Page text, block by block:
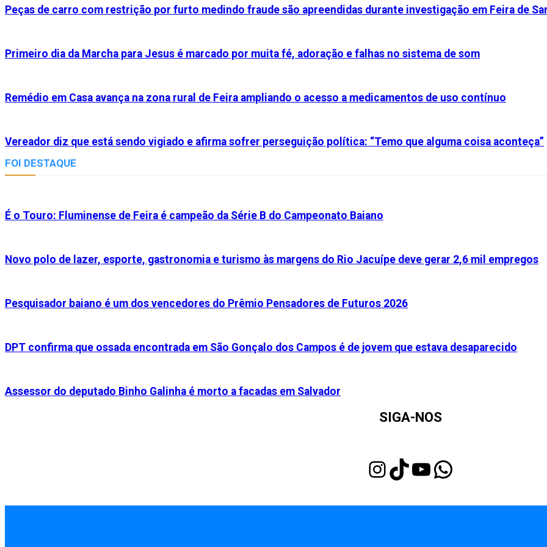
Peças de carro com restrição por furto medindo fraude são apreendidas durante investigação em Feira de
Primeiro dia da Marcha para Jesus é marcado por muita fé, adoração e falhas no sistema de som
Remédio em Casa avança na zona rural de Feira ampliando o acesso a medicamentos de uso contínuo
Vereador diz que está sendo vigiado e afirma sofrer perseguição política: “Temo que alguma coisa aconteça”
FOI DESTAQUE
É o Touro: Fluminense de Feira é campeão da Série B do Campeonato Baiano
Novo polo de lazer, esporte, gastronomia e turismo às margens do Rio Jacuípe deve gerar 2,6 mil empregos
Pesquisador baiano é um dos vencedores do Prêmio Pensadores de Futuros 2026
DPT confirma que ossada encontrada em São Gonçalo dos Campos é de jovem que estava desaparecido
Assessor do deputado Binho Galinha é morto a facadas em Salvador
SIGA-NOS
Instagram TikTok Youtube WhatsApp